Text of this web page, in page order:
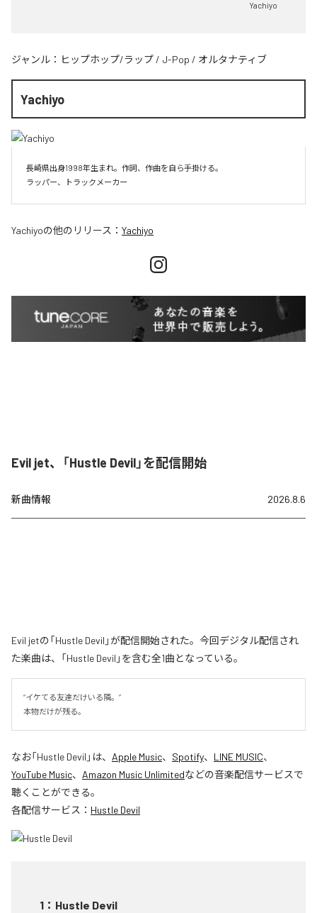
Yachiyo
ジャンル： ヒップホップ/ラップ / J-Pop / オルタナティブ
Yachiyo
長崎県出身1998年生まれ。作詞、作曲を自ら手掛ける。
Yachiyoの他のリリース： Yachiyo
Evil jet、「Hustle Devil」を配信開始
新曲情報 2026.8.6
Evil jetの「Hustle Devil」が配信開始された。今回デジタル配信され
た楽曲は、「Hustle Devil」を含む全1曲となっている。
“イケてる友達だけいる隣。”
本物だけが残る。
なお「Hustle Devil 」は、 Apple Music、 Spotify、 LINE MUSIC、
YouTube Music、 Amazon Music Unlimitedなどの音楽配信サービスで
聴くことができる。
各配信サービス： Hustle Devil
1 ： Hustle Devil